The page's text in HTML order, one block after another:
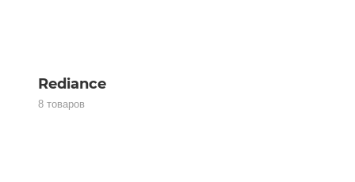
Rediance
8 товаров